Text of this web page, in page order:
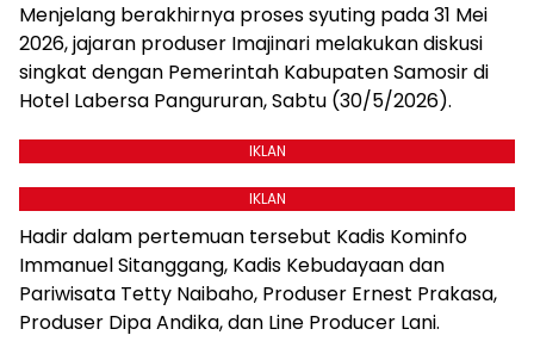
Menjelang berakhirnya proses syuting pada 31 Mei
2026, jajaran produser Imajinari melakukan diskusi
singkat dengan Pemerintah Kabupaten Samosir di
Hotel Labersa Pangururan, Sabtu (30/5/2026).
IKLAN
IKLAN
Hadir dalam pertemuan tersebut Kadis Kominfo
Immanuel Sitanggang, Kadis Kebudayaan dan
Pariwisata Tetty Naibaho, Produser Ernest Prakasa,
Produser Dipa Andika, dan Line Producer Lani.